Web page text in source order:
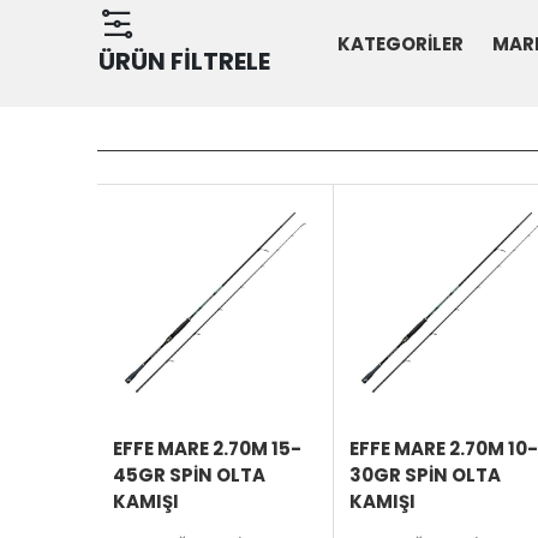
ÜRÜN FİLTRELE
KATEGORİLER
EFFE MARE 2.70M 15-
45GR SPIN OLTA
KAMIŞI
EFFE MARE 2.70M 10-
30GR SPIN OLTA
KAMIŞI